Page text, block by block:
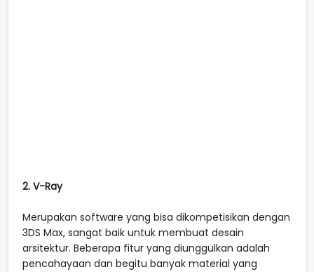
2. V-Ray
Merupakan software yang bisa dikompetisikan dengan
3DS Max, sangat baik untuk membuat desain
arsitektur. Beberapa fitur yang diunggulkan adalah
pencahayaan dan begitu banyak material yang